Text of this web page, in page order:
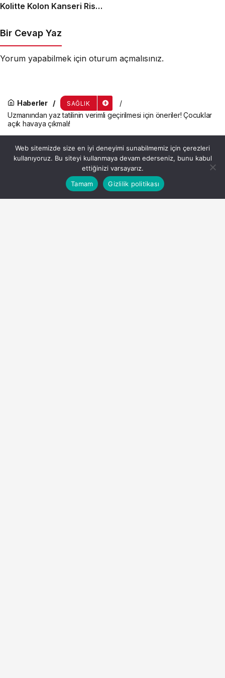
Kolitte Kolon Kanseri Riski
Bir Cevap Yaz
Yorum yapabilmek için oturum açmalısınız.
Haberler SAĞLIK
Uzmanından yaz tatilinin verimli geçirilmesi için öneriler! Çocuklar
açık havaya çıkmalı!
Uzmanından yaz tatilinin
verimli geçirilmesi için
öneriler! Çocuklar açık
havaya çıkmalı!
Bu web sitesinde en iyi deneyimi yaşamanızı sağlamak
için çerezler kullanılmaktadır.
Akış
Web sitemizde size en iyi deneyimi sunabilmemiz için çerezleri
kullanıyoruz. Bu siteyi kullanmaya devam ederseniz, bunu kabul
ettiğinizi varsayarız.
Tamam
Gizlilik politikası